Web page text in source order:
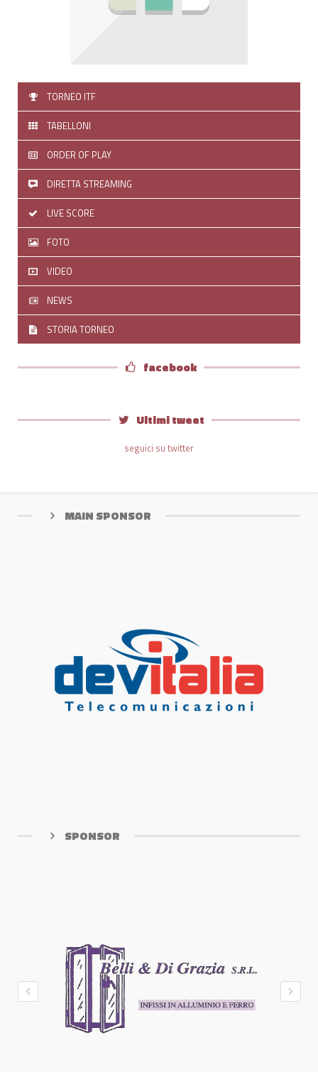
TORNEO ITF
TABELLONI
ORDER OF PLAY
DIRETTA STREAMING
LIVE SCORE
FOTO
VIDEO
NEWS
STORIA TORNEO
facebook
Ultimi tweet
seguici su twitter
MAIN SPONSOR
SPONSOR